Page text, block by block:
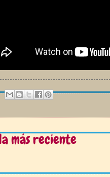
más reciente